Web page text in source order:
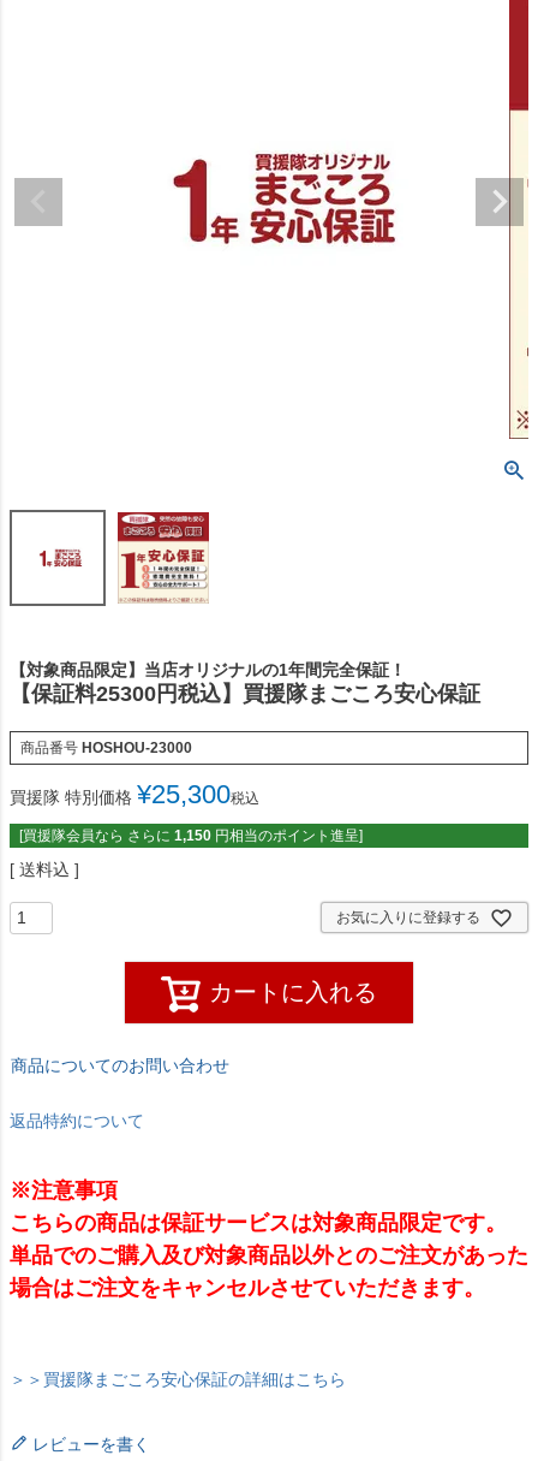
【対象商品限定】当店オリジナルの1年間完全保証！
【保証料25300円税込】買援隊まごころ安心保証
商品番号 HOSHOU-23000
買援隊 特別価格 ¥25,300税込
[買援隊会員なら さらに 1,150 円相当のポイント進呈]
送料込
お気に入りに登録する
カートに入れる
商品についてのお問い合わせ
返品特約について
※注意事項
こちらの商品は保証サービスは対象商品限定です。
単品でのご購入及び対象商品以外とのご注文があった
場合はご注文をキャンセルさせていただきます。
＞＞買援隊まごころ安心保証の詳細はこちら
レビューを書く